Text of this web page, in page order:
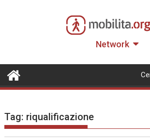
Network
Tag: riqualificazione